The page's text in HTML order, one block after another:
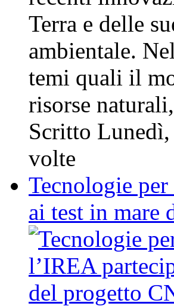
Terra e delle
ambientale.
temi quali il
risorse
Scritto
volte
Tecnologie
ai test in mare